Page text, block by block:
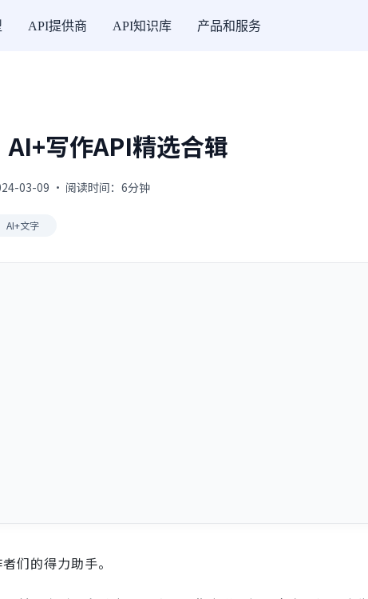
API提供商 API知识库 产品和服务
写作API精选合辑
03-09 · 阅读时间：6分钟
AI+文字
们的得力助手。